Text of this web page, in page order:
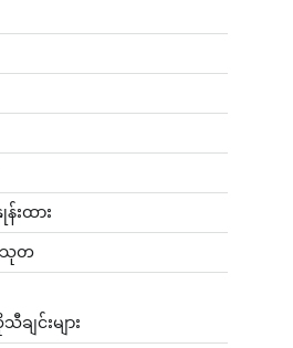
းထား
သုတ
ျင်းများ